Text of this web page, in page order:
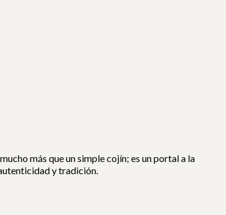
más que un simple cojín; es un portal a la
y tradición.